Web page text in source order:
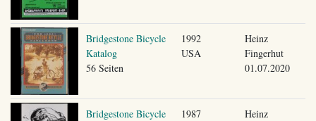
Bridgestone Bicycle
Katalog
56 Seiten
1992
USA
Heinz
Fingerhut
01.07.2020
Bridgestone Bicycle
1987
Heinz